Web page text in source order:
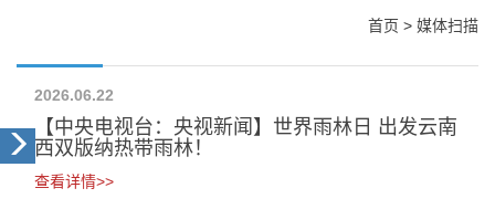
首页 > 媒体扫描
2026.06.22
【中央电视台：央视新闻】世界雨林日 出发云南
西双版纳热带雨林！
查看详情>>